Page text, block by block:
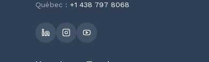
Québec : +1 438 797 8068